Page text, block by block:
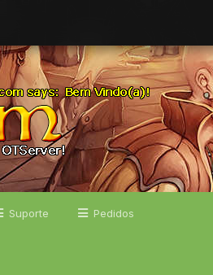
Suporte Pedidos